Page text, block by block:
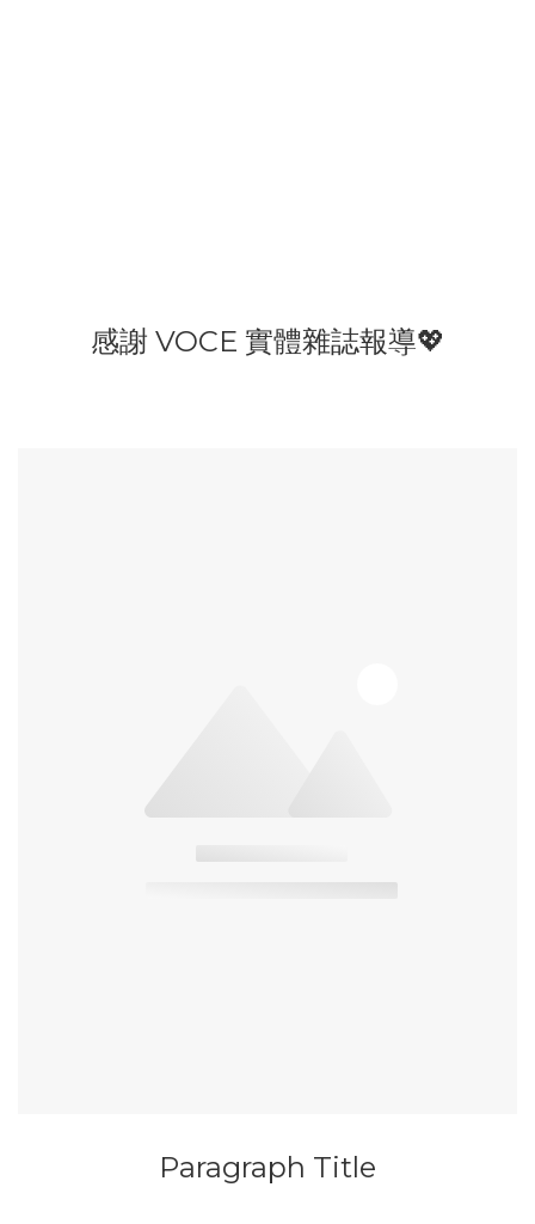
感謝 VOCE 實體雜誌報導💖
Paragraph Title